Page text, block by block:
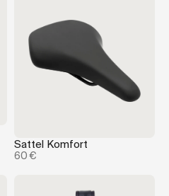
Sattel Komfort
60 €